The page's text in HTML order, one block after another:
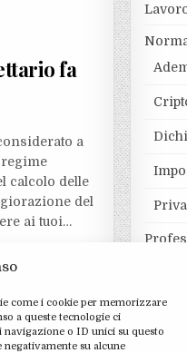
come i cookie per memorizzare
a queste tecnologie ci
o ID unici su questo
su alcune
fa
a
calcolo delle
del
ai tuoi…
2025: